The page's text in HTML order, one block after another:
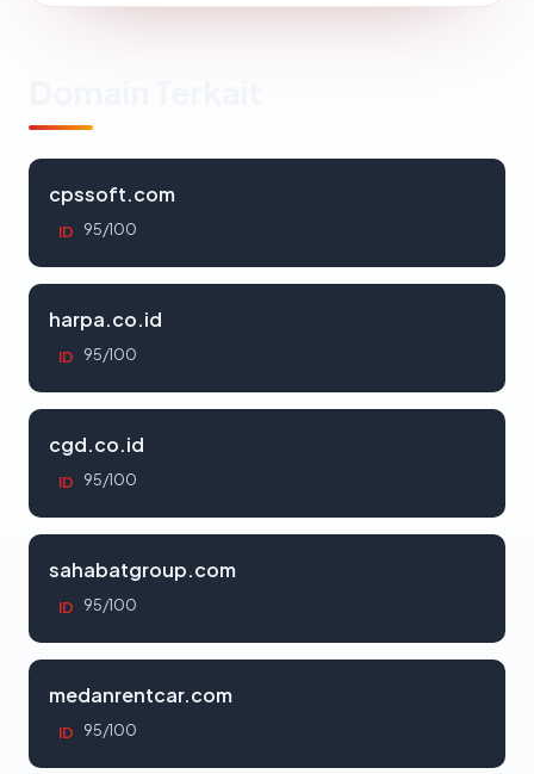
cpssoft.com
ID 95/100
harpa.co.id
ID 95/100
cgd.co.id
ID 95/100
sahabatgroup.com
ID 95/100
medanrentcar.com
ID 95/100